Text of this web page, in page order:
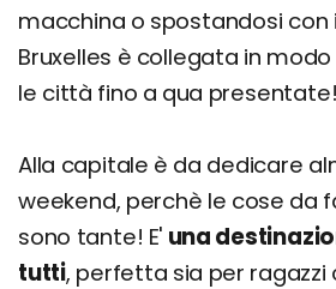
macchina o spostandosi con
Bruxelles è collegata in
le città fino a qua presentate!
Alla capitale è da dedicare
weekend, perchè le cose da
sono tante! E' una
tutti, perfetta sia per ragazzi